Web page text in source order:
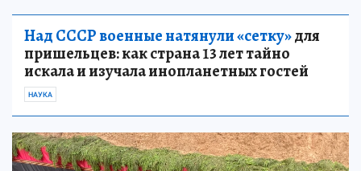
Над СССР военные натянули «сетку»для
пришельцев: как страна 13 лет тайно
искала и изучала инопланетных гостей
НАУКА